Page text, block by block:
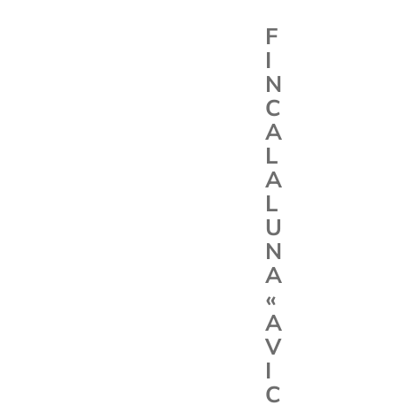
F
I
N
C
A
L
A
L
U
N
A
«
A
V
I
C